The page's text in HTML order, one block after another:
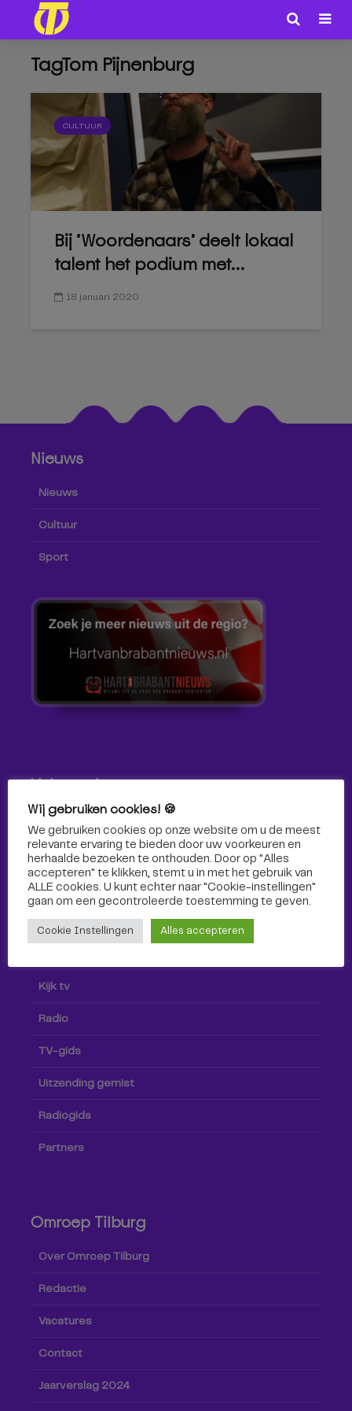
TagTom Pijnenburg
CULTUUR
Bij ‘Woordenaars’ deelt lokaal
talent het podium met...
18 januari 2020
Nieuws
Nieuws
Cultuur
Sport
Volg ons!
Volg Omroep Tilburg niet alleen hier, maar ook via social
media!
Kijk tv
Radio
TV-gids
Uitzending gemist
Radiogids
Partners
Omroep Tilburg
Over Omroep Tilburg
Redactie
Vacatures
Contact
Jaarverslag 2024
Wij gebruiken cookies! 🍪
We gebruiken cookies op onze website om u de meest
relevante ervaring te bieden door uw voorkeuren en
herhaalde bezoeken te onthouden. Door op "Alles
accepteren" te klikken, stemt u in met het gebruik van
ALLE cookies. U kunt echter naar "Cookie-instellingen"
gaan om een ​​gecontroleerde toestemming te geven.
Cookie Instellingen Alles accepteren